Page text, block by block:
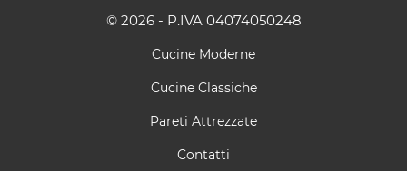
© 2026 - P.IVA 04074050248
Cucine Moderne
Cucine Classiche
Pareti Attrezzate
Contatti